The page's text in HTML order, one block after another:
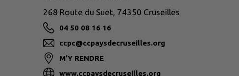
268 Route du Suet, 74350 Cruseilles
04 50 08 16 16
ccpc@ccpaysdecruseilles.org
M'Y RENDRE
www.ccpaysdecruseilles.org